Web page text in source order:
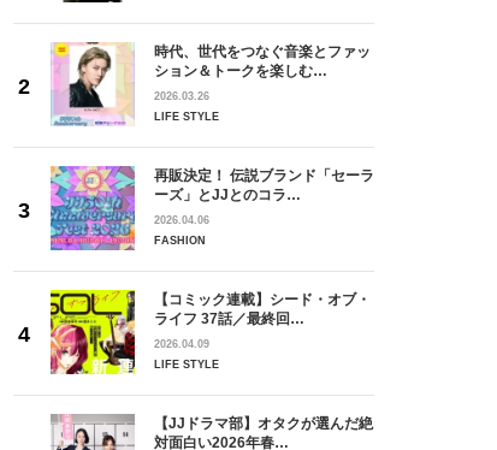
時代、世代をつなぐ音楽とファッ
ション＆トークを楽しむ…
2026.03.26
LIFE STYLE
再販決定！ 伝説ブランド「セーラ
ーズ」とJJとのコラ…
2026.04.06
FASHION
【コミック連載】シード・オブ・
ライフ 37話／最終回…
2026.04.09
LIFE STYLE
【JJドラマ部】オタクが選んだ絶
対面白い2026年春…